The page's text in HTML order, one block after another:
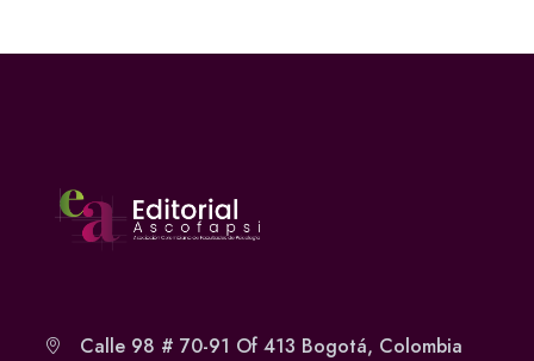
Calle 98 # 70-91 Of 413 Bogotá, Colombia